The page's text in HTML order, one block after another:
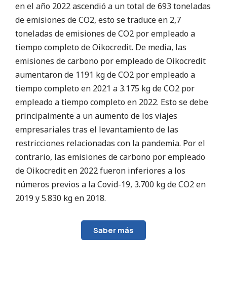
en el año 2022 ascendió a un total de 693 toneladas
de emisiones de CO2, esto se traduce en 2,7
toneladas de emisiones de CO2 por empleado a
tiempo completo de Oikocredit. De media, las
emisiones de carbono por empleado de Oikocredit
aumentaron de 1191 kg de CO2 por empleado a
tiempo completo en 2021 a 3.175 kg de CO2 por
empleado a tiempo completo en 2022. Esto se debe
principalmente a un aumento de los viajes
empresariales tras el levantamiento de las
restricciones relacionadas con la pandemia. Por el
contrario, las emisiones de carbono por empleado
de Oikocredit en 2022 fueron inferiores a los
números previos a la Covid-19, 3.700 kg de CO2 en
2019 y 5.830 kg en 2018.
Saber más